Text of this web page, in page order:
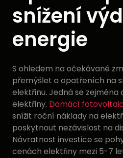
snížení
energie
S ohledem na očekávané
přemýšlet o opatřeních na
elektřinu. Jedná se zejména
elektřiny. Domácí
snížit roční náklady na
poskytnout nezávislost na
Návratnost investice se
cenách elektřiny mezi 5-7